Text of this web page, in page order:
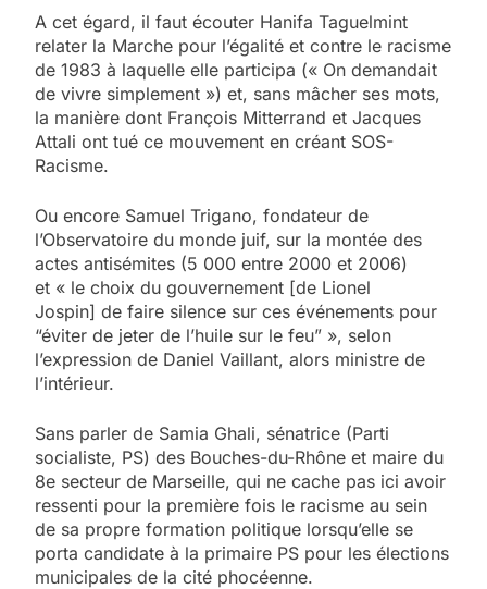
A cet égard, il faut écouter Hanifa Taguelmint
relater la Marche pour l’égalité et contre le racisme
de 1983 à laquelle elle participa (« On demandait
de vivre simplement ») et, sans mâcher ses mots,
la manière dont François Mitterrand et Jacques
Attali ont tué ce mouvement en créant SOS-
Racisme.
Ou encore Samuel Trigano, fondateur de
l’Observatoire du monde juif, sur la montée des
actes antisémites (5 000 entre 2000 et 2006)
et « le choix du gouvernement [de Lionel
Jospin] de faire silence sur ces événements pour
“éviter de jeter de l’huile sur le feu” », selon
l’expression de Daniel Vaillant, alors ministre de
l’intérieur.
Sans parler de Samia Ghali, sénatrice (Parti
socialiste, PS) des Bouches-du-Rhône et maire du
8e secteur de Marseille, qui ne cache pas ici avoir
ressenti pour la première fois le racisme au sein
de sa propre formation politique lorsqu’elle se
porta candidate à la primaire PS pour les élections
municipales de la cité phocéenne.